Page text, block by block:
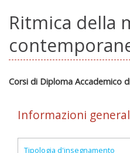
Ritmica della
Corsi di Diploma Accademico
Informazioni
Tipologia d'insegnamento